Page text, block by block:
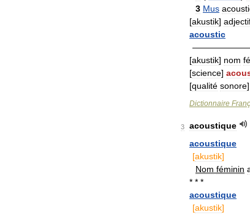
3 Mus
[akustik]
acoustic
[akustik] nom
[science]
[qualité sonore]
Dictionnaire
3
acoustique
acoustique
[akustik]
Nom féminin
* * *
acoustique
[akustik]